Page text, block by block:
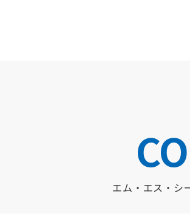
エム・エス・シ